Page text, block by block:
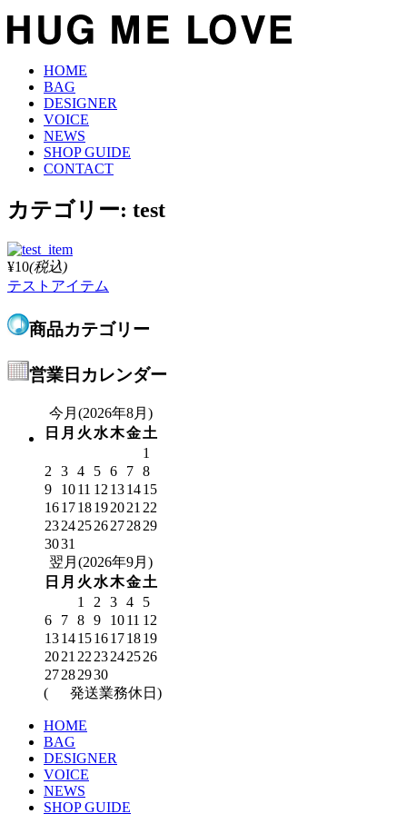
HOME
BAG
DESIGNER
VOICE
NEWS
SHOP GUIDE
CONTACT
カテゴリー: test
¥10(税込)
テストアイテム
商品カテゴリー
営業日カレンダー
今月(2026年8月)
日 月 火 水木金土
1
2
3 4 5 6 7 8
9
1011 12 131415
161718192021 22
23242526272829
3031
翌月(2026年9月)
日 月 火 水木金土
1
2 3 4
5
6
7 8 9 1011 12
13141516171819
2021 22 23242526
27282930
(
発送業務休日)
HOME
BAG
DESIGNER
VOICE
NEWS
SHOP GUIDE